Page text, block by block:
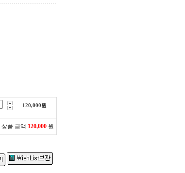
120,000원
상품 금액 120,000 원